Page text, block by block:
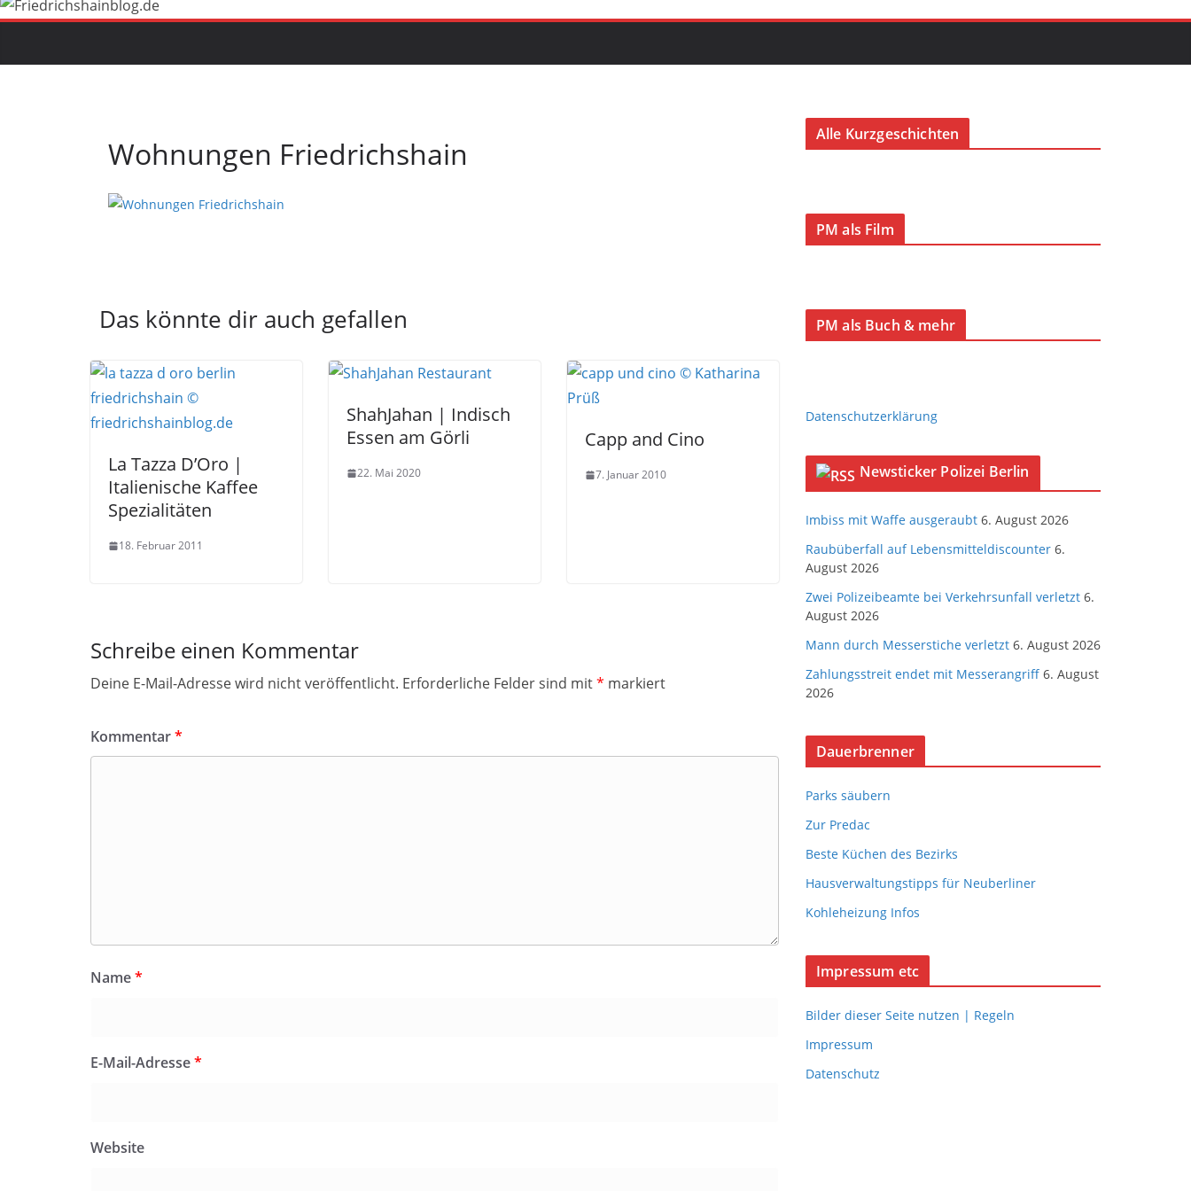
Wohnungen Friedrichshain
Das könnte dir auch gefallen
La Tazza D’Oro |
Italienische Kaffee
Spezialitäten
18. Februar 2011
ShahJahan | Indisch
Essen am Görli
22. Mai 2020
Capp and Cino
7. Januar 2010
Schreibe einen Kommentar
Deine E-Mail-Adresse wird nicht veröffentlicht. Erforderliche Felder sind mit* markiert
Kommentar*
Name*
E-Mail-Adresse*
Website
Alle Kurzgeschichten
PM als Film
PM als Buch & mehr
Datenschutzerklärung
Newsticker Polizei Berlin
Imbiss mit Waffe ausgeraubt 6. August 2026
Raubüberfall auf Lebensmitteldiscounter 6.
August 2026
Zwei Polizeibeamte bei Verkehrsunfall verletzt 6.
August 2026
Mann durch Messerstiche verletzt 6. August 2026
Zahlungsstreit endet mit Messerangriff 6. August
2026
Dauerbrenner
Parks säubern
Zur Predac
Beste Küchen des Bezirks
Hausverwaltungstipps für Neuberliner
Kohleheizung Infos
Impressum etc
Bilder dieser Seite nutzen | Regeln
Impressum
Datenschutz